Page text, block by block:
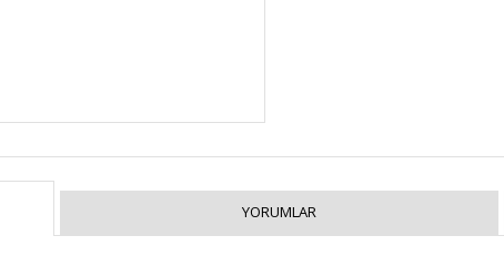
YORUMLAR